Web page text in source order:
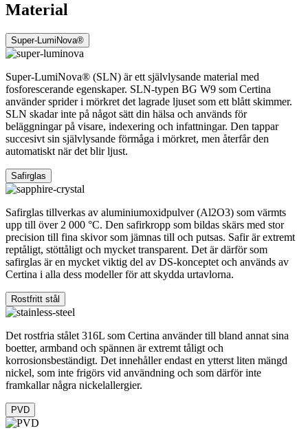
Material
Super-LumiNova®
Super-LumiNova® (SLN) är ett självlysande material med
fosforescerande egenskaper. SLN-typen BG W9 som Certina
använder sprider i mörkret det lagrade ljuset som ett blått skimmer.
SLN skadar inte på något sätt din hälsa och används för
beläggningar på visare, indexering och infattningar. Den tappar
succesivt sin självlysande förmåga i mörkret, men återfår den
automatiskt när det blir ljust.
Safirglas
Safirglas tillverkas av aluminiumoxidpulver (Al2O3) som värmts
upp till över 2 000 °C. Den safirkropp som bildas skärs med stor
precision till fina skivor som jämnas till och putsas. Safir är extremt
reptåligt, stöttåligt och mycket transparent. Det är därför som
safirglas är en mycket viktig del av DS-konceptet och används av
Certina i alla dess modeller för att skydda urtavlorna.
Rostfritt stål
Det rostfria stålet 316L som Certina använder till bland annat sina
boetter, armband och spännen är extremt tåligt och
korrosionsbeständigt. Det innehåller endast en ytterst liten mängd
nickel, som inte frigörs vid användning och som därför inte
framkallar några nickelallergier.
PVD